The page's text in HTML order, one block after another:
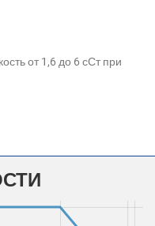
от 1,6 до 6 сСт при